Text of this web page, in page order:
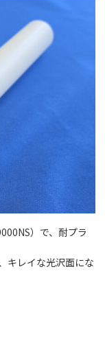
）で、耐プラ
キレイな光沢面にな